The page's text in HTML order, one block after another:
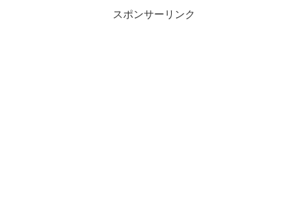
スポンサーリンク